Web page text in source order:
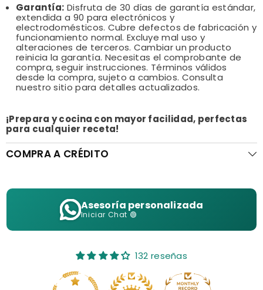
Garantía: Disfruta de 30 días de garantía estándar,
extendida a 90 para electrónicos y
electrodomésticos. Cubre defectos de fabricación y
funcionamiento normal. Excluye mal uso y
alteraciones de terceros. Cambiar un producto
reinicia la garantía. Necesitas el comprobante de
compra, seguir instrucciones. Términos válidos
desde la compra, sujeto a cambios. Consulta
nuestro sitio para detalles actualizados.
¡Prepara y cocina con mayor facilidad, perfectas
para cualquier receta!
COMPRA A CRÉDITO
Asesoría personalizada
Iniciar Chat 🟢
132 reseñas